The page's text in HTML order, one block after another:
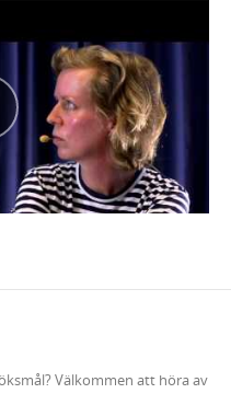
Välkommen att höra av